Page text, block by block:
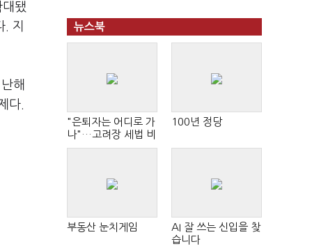
됐
지
해
다.
뉴스북
"은퇴자는 어디로 가
나"…고려장 세법 비
판 확산
100년 정당
부동산 눈치게임
AI 잘 쓰는 신입을 찾
습니다